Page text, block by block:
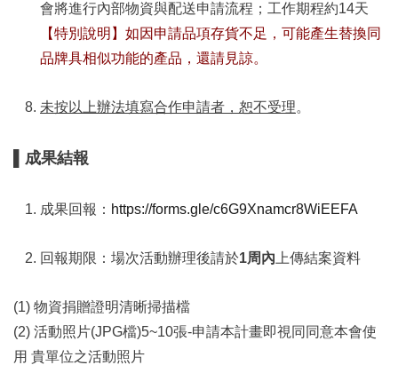
會將進行內部物資與配送申請流程；工作期程約14天
【特別說明】如因申請品項存貨不足，可能產生替換同
品牌具相似功能的產品，還請見諒。
未按以上辦法填寫合作申請者，恕不受理。
▌成果結報
成果回報： https://forms.gle/c6G9Xnamcr8WiEEFA
回報期限：場次活動辦理後請於1周內 上傳結案資料
(1) 物資捐贈證明清晰掃描檔
(2) 活動照片(JPG檔)5~10張-申請本計畫即視同同意本會使
用 貴單位之活動照片